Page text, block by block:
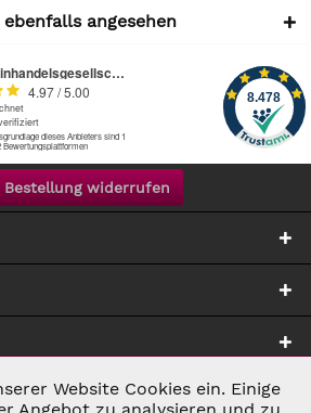
angesehen
Bestellung widerrufen
Aktiv
Website Cookies ein. Einige